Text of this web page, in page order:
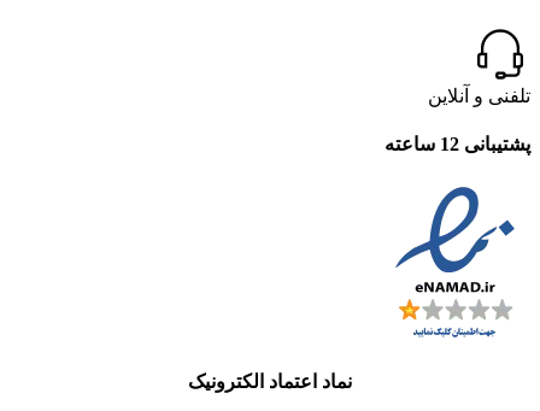
تلفنی و آنلاین
پشتیبانی 12 ساعته
نماد اعتماد الکترونیک